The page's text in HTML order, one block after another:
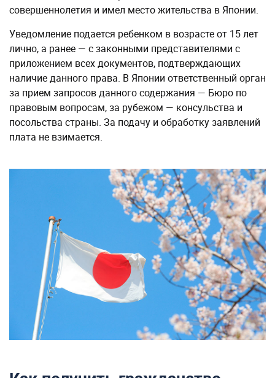
совершеннолетия и имел место жительства в Японии.
Уведомление подается ребенком в возрасте от 15 лет
лично, а ранее — с законными представителями с
приложением всех документов, подтверждающих
наличие данного права. В Японии ответственный орган
за прием запросов данного содержания — Бюро по
правовым вопросам, за рубежом — консульства и
посольства страны. За подачу и обработку заявлений
плата не взимается.